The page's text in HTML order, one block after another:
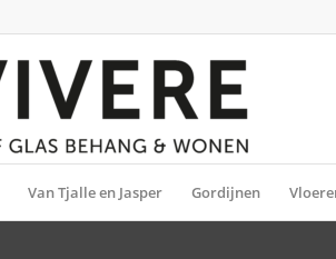
Van Tjalle en Jasper Gordijnen